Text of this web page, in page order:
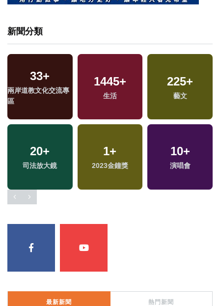
新聞分類
33+
兩岸道教文化交流專
區
1445+
生活
225+
藝文
20+
司法放大鏡
1+
2023金鐘獎
10+
演唱會
最新新聞 熱門新聞